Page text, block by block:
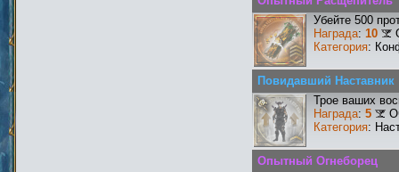
Убейте 500
Награда: 10
Категория:
Повидавший Наставник
Трое ваших
Награда: 5
Категория:
Опытный Огнеборец